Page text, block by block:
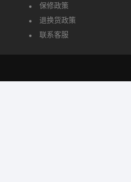
保修政策
退换货政策
联系客服